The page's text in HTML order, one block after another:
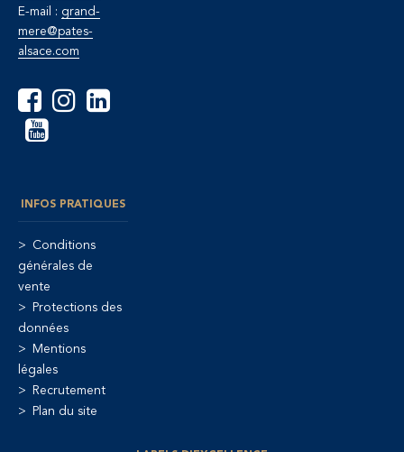
E-mail : grand-
mere@pates-
alsace.com
INFOS PRATIQUES
Conditions
générales de
vente
Protections des
données
Mentions
légales
Recrutement
Plan du site